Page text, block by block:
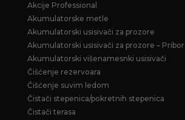
Akcije Professional
Akumulatorske metle
Akumulatorski usisivači za prozore
Akumulatorski usisivači za prozore – Pribor
Akumulatorski višenamesnki usisivači
Čišćenje rezervoara
Čišćenje suvim ledom
Čistači stepenica/pokretnih stepenica
Čistači terasa